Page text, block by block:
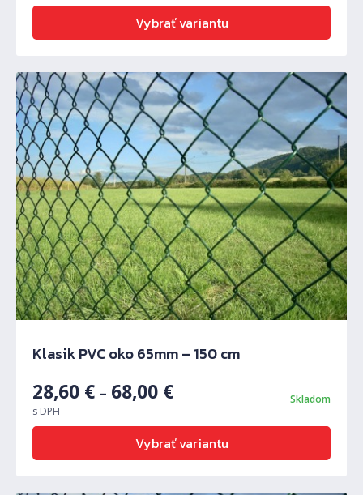
Vybrať variantu
Klasik PVC oko 65mm – 150 cm
28,60 € – 68,00 €
s DPH
Skladom
Vybrať variantu